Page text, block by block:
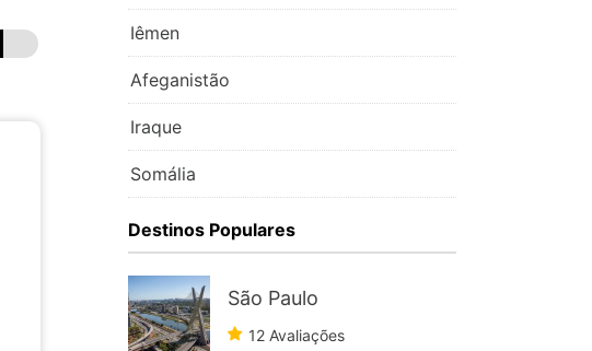
Iêmen
Afeganistão
Iraque
Somália
Destinos Populares
São Paulo
12 Avaliações